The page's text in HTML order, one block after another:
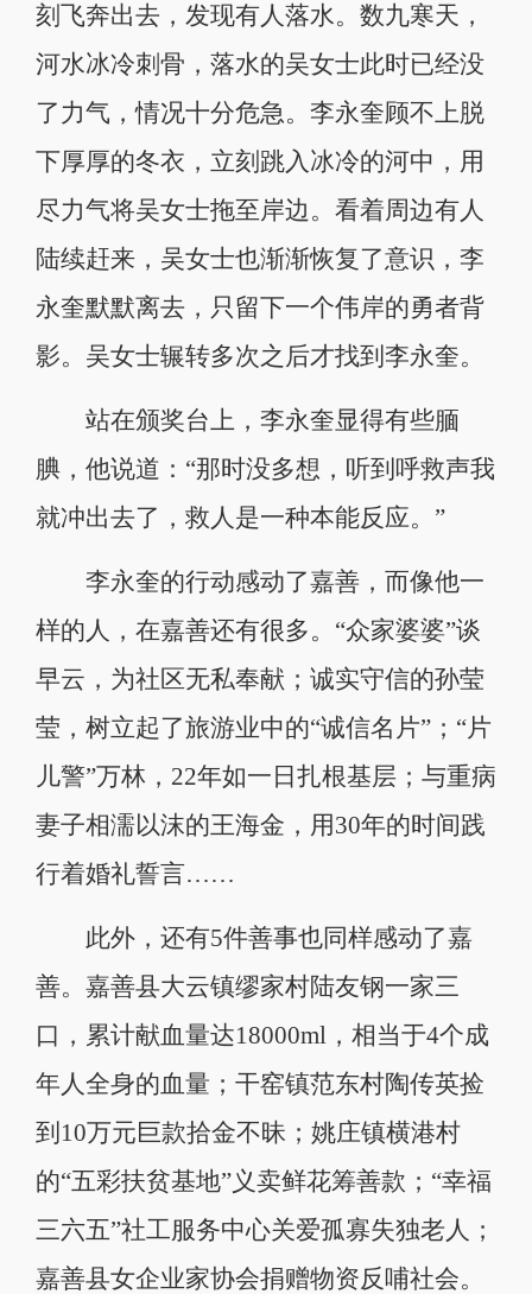
刻飞奔出去，发现有人落水。数九寒天，
河水冰冷刺骨，落水的吴女士此时已经没
了力气，情况十分危急。李永奎顾不上脱
下厚厚的冬衣，立刻跳入冰冷的河中，用
尽力气将吴女士拖至岸边。看着周边有人
陆续赶来，吴女士也渐渐恢复了意识，李
永奎默默离去，只留下一个伟岸的勇者背
影。吴女士辗转多次之后才找到李永奎。
站在颁奖台上，李永奎显得有些腼
腆，他说道：“那时没多想，听到呼救声我
就冲出去了，救人是一种本能反应。”
李永奎的行动感动了嘉善，而像他一
样的人，在嘉善还有很多。“众家婆婆”谈
早云，为社区无私奉献；诚实守信的孙莹
莹，树立起了旅游业中的“诚信名片”；“片
儿警”万林，22年如一日扎根基层；与重病
妻子相濡以沫的王海金，用30年的时间践
行着婚礼誓言……
此外，还有5件善事也同样感动了嘉
善。嘉善县大云镇缪家村陆友钢一家三
口，累计献血量达18000ml，相当于4个成
年人全身的血量；干窑镇范东村陶传英捡
到10万元巨款拾金不昧；姚庄镇横港村
的“五彩扶贫基地”义卖鲜花筹善款；“幸福
三六五”社工服务中心关爱孤寡失独老人；
嘉善县女企业家协会捐赠物资反哺社会。